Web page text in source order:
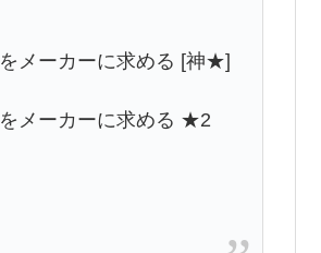
メーカーに求める [神★]
メーカーに求める ★2